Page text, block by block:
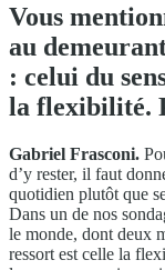
Vous
au
: celui du
la flexibilité.
Gabriel Frasconi.
d’y rester, il faut
quotidien plutôt que
Dans un de nos
le monde, dont deux
ressort est celle la